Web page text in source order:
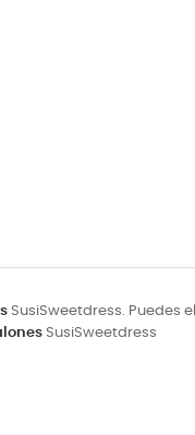
SusiSweetdress. Puedes
SusiSweetdress